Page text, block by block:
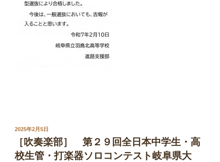
投
日:
2025年2月5日
［吹奏楽部］ 第２９回全日本中学生・高
校生管・打楽器ソロコンテスト岐阜県大